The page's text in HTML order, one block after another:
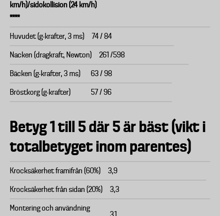
km/h)/sidokollision (24 km/h)
****
Huvudet (g-krafter, 3 ms) 74 / 84
Nacken (dragkraft, Newton) 261 /598
Bäcken (g-krafter, 3 ms) 63 / 98
Bröstkorg (g-krafter) 57 / 96
Betyg 1 till 5 där 5 är bäst (vikt i
totalbetyget inom parentes)
Krocksäkerhet framifrån (60%) 3,9
Krocksäkerhet från sidan (20%) 3,3
Montering och användning